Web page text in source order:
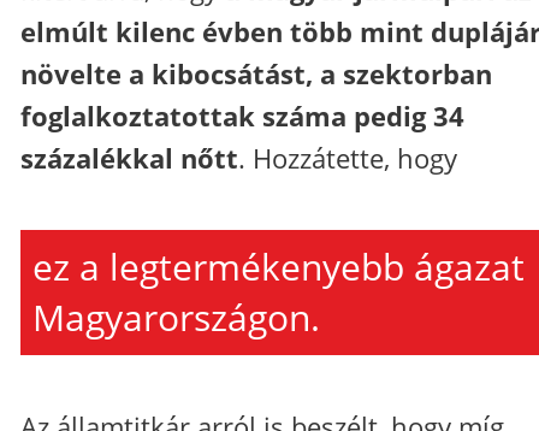
elmúlt kilenc évben több mint
növelte a kibocsátást, a szektorban
foglalkoztatottak száma pedig 34
százalékkal nőtt. Hozzátette, hogy
ez a legtermékenyebb ágazat
Magyarországon.